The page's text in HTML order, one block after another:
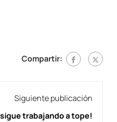
Compartir:
Siguiente publicación
trabajando a tope!